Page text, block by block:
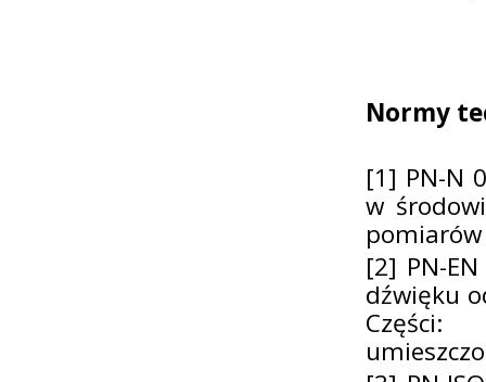
Normy
[1] PN-N
w
pomiarów
[2] PN-
dźwięku
Części: